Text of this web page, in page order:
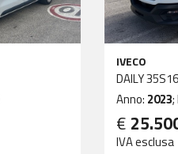
IVECO
DAILY 35S16
Anno: 2023;
€
IVA esclusa